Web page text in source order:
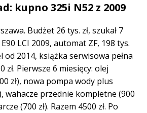
kupno 325i N52 z 2009
Budżet 26 tys. zł, szukał 7
LCI 2009, automat ZF, 198 tys.
od 2014, książka serwisowa pełna
zł. Pierwsze 6 miesięcy: olej
zł), nowa pompa wody plus
wahacze przednie kompletne (900
(700 zł). Razem 4500 zł. Po